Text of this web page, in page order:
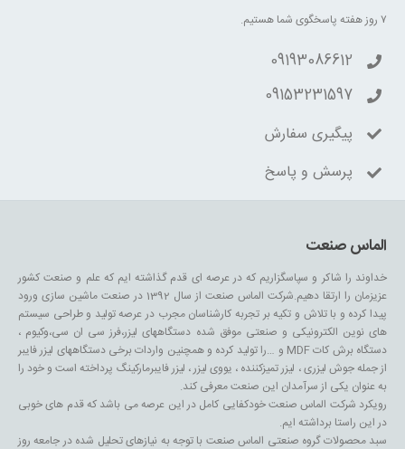
۷ روز هفته پاسخگوی شما هستیم.
09193086612
09153231597
پیگیری سفارش
پرسش و پاسخ
الماس صنعت
خداوند را شاکر و سپاسگزاریم که در عرصه ای قدم گذاشته ایم که علم و صنعت کشور
عزیزمان را ارتقا دهیم.شرکت الماس صنعت از سال 1392 در صنعت ماشین سازی ورود
پیدا کرده و با تلاش و تکیه بر تجربه کارشناسان مجرب در عرصه تولید و طراحی سیستم
های نوین الکترونیکی و صنعتی موفق شده دستگاههای لیزر،فرز سی ان سی،وکیوم ،
دستگاه برش کات MDF و …را تولید کرده و همچنین واردات برخی دستگاههای لیزر فایبر
از جمله جوش لیزری ، لیزر تمیزکننده ، یووی لیزر ، لیزر فایبرمارکینگ پرداخته است و خود را
به عنوان یکی از سرآمدان این صنعت معرفی کند.
رویکرد شرکت الماس صنعت خودکفایی کامل در این عرصه می باشد که قدم های خوبی
در این راستا برداشته ایم.
سبد محصولات گروه صنعتی الماس صنعت با توجه به نیازهای تحلیل شده در جامعه روز